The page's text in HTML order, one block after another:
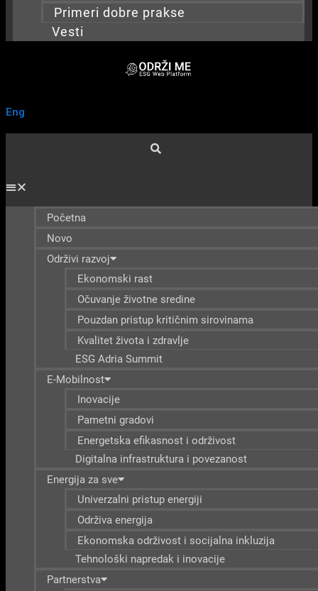
Primeri dobre prakse
Vesti
Eng
Početna
Novo
Održivi razvoj
Ekonomski rast
Očuvanje životne sredine
Pouzdan pristup kritičnim sirovinama
Kvalitet života i zdravlje
ESG Adria Summit
E-Mobilnost
Inovacije
Pametni gradovi
Energetska efikasnost i održivost
Digitalna infrastruktura i povezanost
Energija za sve
Univerzalni pristup energiji
Održiva energija
Ekonomska održivost i socijalna inkluzija
Tehnološki napredak i inovacije
Partnerstva